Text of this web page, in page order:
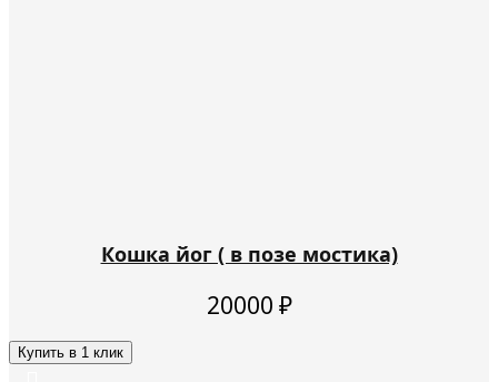
Кошка йог ( в позе мостика)
20000 ₽
Купить в 1 клик